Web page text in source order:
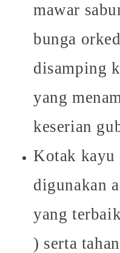
mawar
bunga
disamping
yang
keserian
Kotak kayu
digunakan
yang
) serta